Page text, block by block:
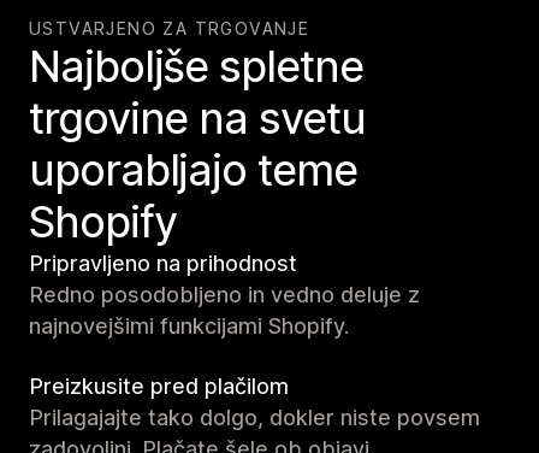
USTVARJENO ZA TRGOVANJE
Najboljše spletne
trgovine na svetu
uporabljajo teme
Shopify
Pripravljeno na prihodnost
Redno posodobljeno in vedno deluje z
najnovejšimi funkcijami Shopify.
Preizkusite pred plačilom
Prilagajajte tako dolgo, dokler niste povsem